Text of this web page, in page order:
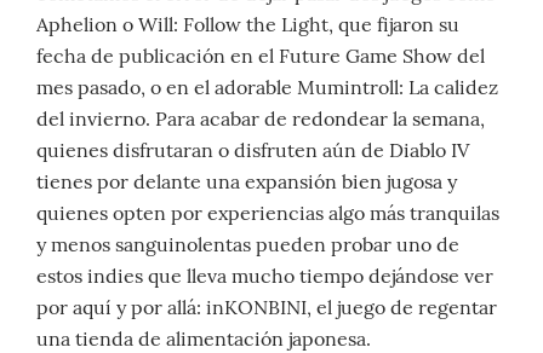
Aphelion o Will: Follow the Light, que fijaron su
fecha de publicación en el Future Game Show del
mes pasado, o en el adorable Mumintroll: La calidez
del invierno. Para acabar de redondear la semana,
quienes disfrutaran o disfruten aún de Diablo IV
tienes por delante una expansión bien jugosa y
quienes opten por experiencias algo más tranquilas
y menos sanguinolentas pueden probar uno de
estos indies que lleva mucho tiempo dejándose ver
por aquí y por allá: inKONBINI, el juego de regentar
una tienda de alimentación japonesa.